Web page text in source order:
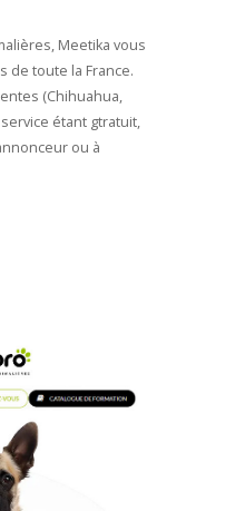
Meetika vous
de toute la France.
(Chihuahua,
étant gtratuit,
ou à